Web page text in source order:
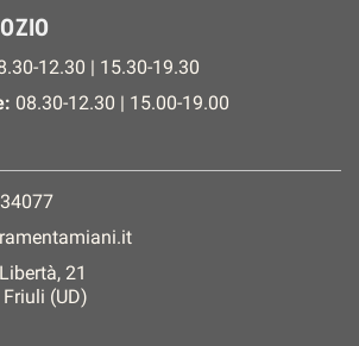
12.30 | 15.30-19.30
08.30-12.30 | 15.00-19.00
21
(UD)